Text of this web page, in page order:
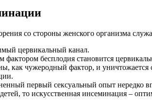
со стороны женского организма
цервикальный канал.
фактором бесплодия становится
как чужеродный фактор, и
первый сексуальный опыт нередко
то искусственная инсеминация –